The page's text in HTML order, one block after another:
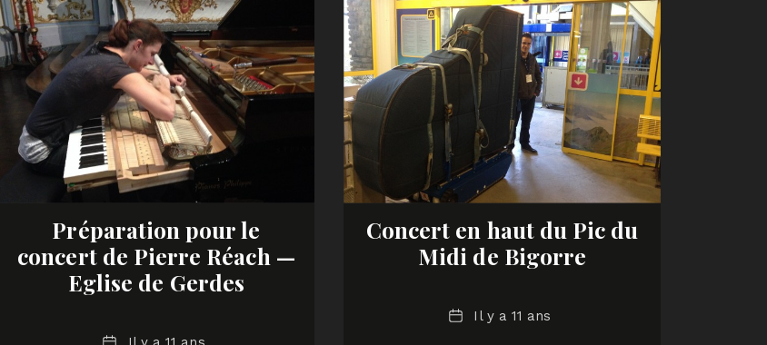
Préparation pour le
concert de Pierre Réach —
Eglise de Gerdes
Date
Concert en haut du Pic du
Midi de Bigorre
DateIl y a 11 ans